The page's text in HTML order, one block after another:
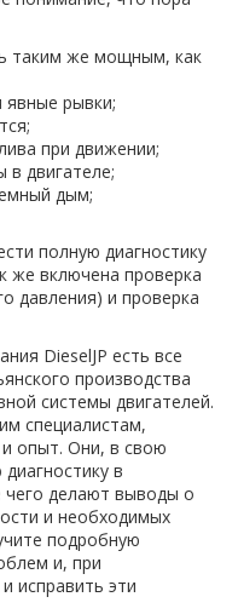
таким же мощным, как
явные рывки;
при движении;
двигателе;
дым;
полную диагностику
же включена проверка
давления) и проверка
DieselJP есть все
производства
системы двигателей.
специалистам,
опыт. Они, в свою
в
чего делают выводы о
и необходимых
подробную
и, при
исправить эти